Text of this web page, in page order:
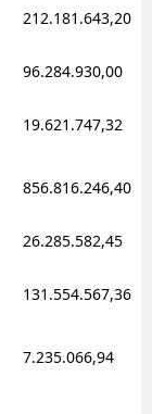
212.181.643,20
96.284.930,00
19.621.747,32
856.816.246,40
26.285.582,45
131.554.567,36
7.235.066,94